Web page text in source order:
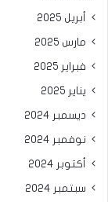
أبريل 2025
مارس 2025
فبراير 2025
يناير 2025
ديسمبر 2024
نوفمبر 2024
أكتوبر 2024
سبتمبر 2024